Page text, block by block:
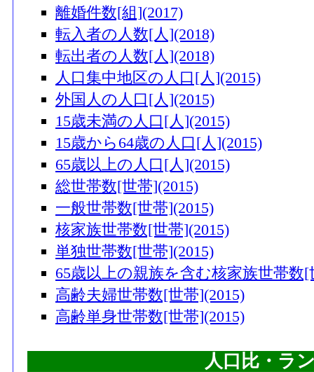
離婚件数[組](2017)
転入者の人数[人](2018)
転出者の人数[人](2018)
人口集中地区の人口[人](2015)
外国人の人口[人](2015)
15歳未満の人口[人](2015)
15歳から64歳の人口[人](2015)
65歳以上の人口[人](2015)
総世帯数[世帯](2015)
一般世帯数[世帯](2015)
核家族世帯数[世帯](2015)
単独世帯数[世帯](2015)
65歳以上の親族を含む核家族世帯数[
高齢夫婦世帯数[世帯](2015)
高齢単身世帯数[世帯](2015)
人口比・ラ